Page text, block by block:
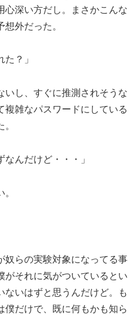
心深い方だし。まさかこんな
外だった。
た？」
いし、すぐに推測されそうな
複雑なパスワードにしている
なんだけど・・・」
奴らの実験対象になってる事
がそれに気がついているとい
ないはずと思うんだけど。も
僕だけで、既に何もかも知ら